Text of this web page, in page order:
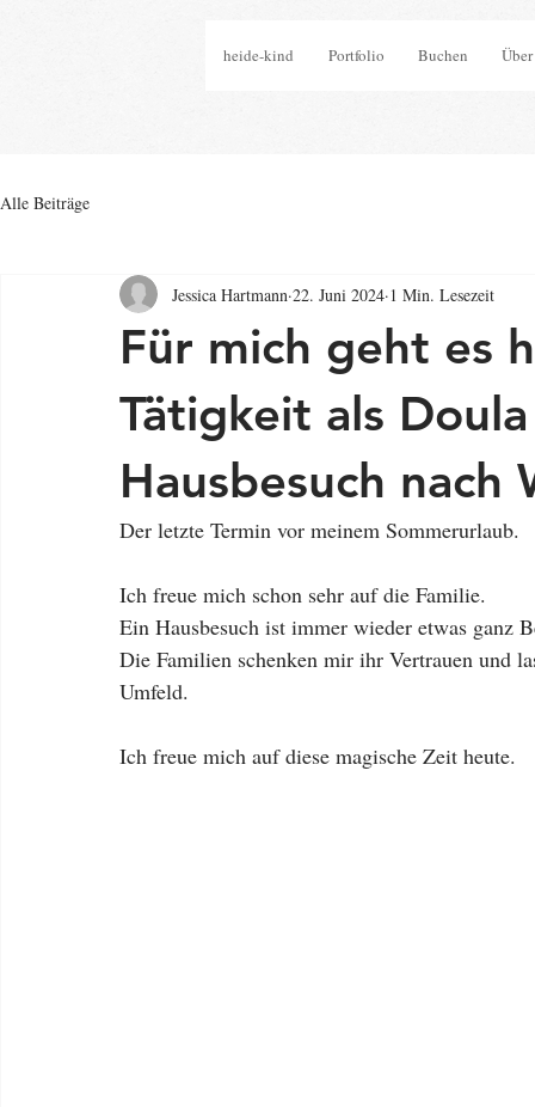
heide-kind Portfolio Buchen
Alle Beiträge
Für mich geht es
Tätigkeit als
Hausbesuch nach
Jessica Hartmann 22. Juni 2024 1 Min. Lesezeit
Der letzte Termin vor meinem Sommerurlaub.
Ich freue mich schon sehr auf die Familie.
Ein Hausbesuch ist immer wieder etwas ganz
Die Familien schenken mir ihr Vertrauen und
Umfeld.
Ich freue mich auf diese magische Zeit heute.